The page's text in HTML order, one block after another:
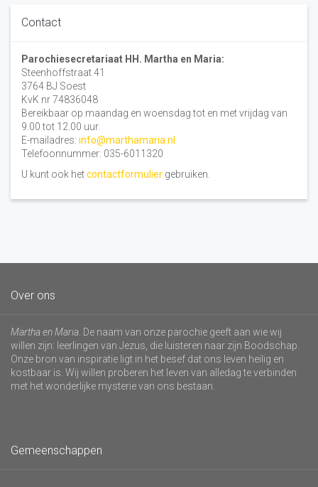
Contact
Parochiesecretariaat HH. Martha en Maria:
Steenhoffstraat 41
3764 BJ Soest
KvK nr 74836048
Bereikbaar op maandag en woensdag tot en met vrijdag van
9.00 tot 12.00 uur.
E-mailadres: info@marthamaria.nl
Telefoonnummer: 035-6011320
U kunt ook hetcontactformulier gebruiken.
Over ons
Martha en Maria . De naam van onze parochie geeft aan wie wij
willen zijn: leerlingen van Jezus, die luisteren naar zijn Boodschap.
Onze bron van inspiratie ligt in het besef dat ons leven heilig en
kostbaar is. Wij willen proberen het leven van alledag te verbinden
met het wonderlijke mysterie van ons bestaan.
Gemeenschappen